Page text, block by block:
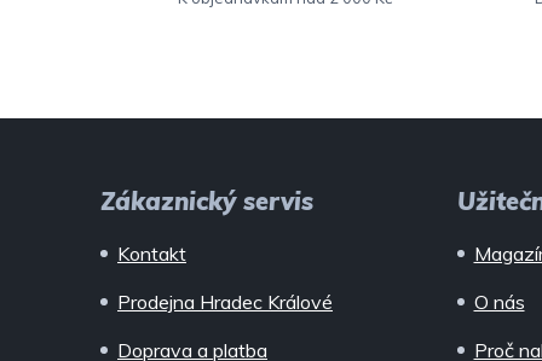
Zákaznický servis
Kontakt
Prodejna Hradec Králové
Doprava a platba
O nás
Proč